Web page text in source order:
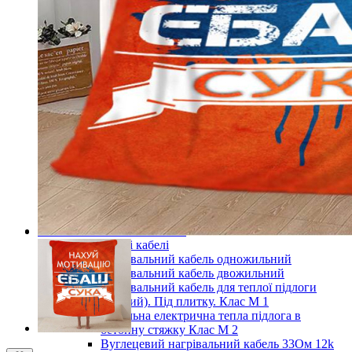
Готові комплекти теплої інфрачервоної плівкової
підлоги
Комплекти для монтажу теплої підлоги
Monocrystal під будь-які покриття
Комплекти для монтажу теплої підлоги
Monocrystal під плитку
Комплекти для монтажу теплої підлоги
Monocrystal (з терморегулятором) під будь-які
покриття
Комплекти для монтажу теплої підлоги
Monocrystal (з терморегулятором) під плитку
Терморегулятори для теплої підлоги
Комплектуючі для монтажу теплої електричної
підлоги
Показати усі Інфрачервона електрична плівкова тепла
підлога
Кабельні системи опалення
Нагрівальні кабелі
Нагрівальний кабель одножильний
Нагрівальний кабель двожильний
Нагрівальний кабель для теплої підлоги
(тонкий). Під плитку. Клас М 1
Кабельна електрична тепла підлога в
бетонну стяжку Клас М 2
Вуглецевий нагрівальний кабель 33Ом 12k